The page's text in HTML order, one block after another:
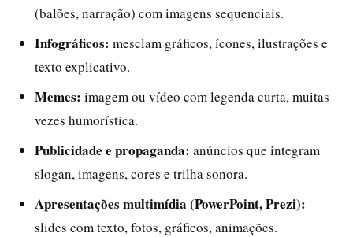
(balões, narração) com imagens sequenciais.
Infográficos: mesclam gráficos, ícones, ilustrações e
texto explicativo.
Memes: imagem ou vídeo com legenda curta, muitas
vezes humorística.
Publicidade e propaganda: anúncios que integram
slogan, imagens, cores e trilha sonora.
Apresentações multimídia (PowerPoint, Prezi):
slides com texto, fotos, gráficos, animações.